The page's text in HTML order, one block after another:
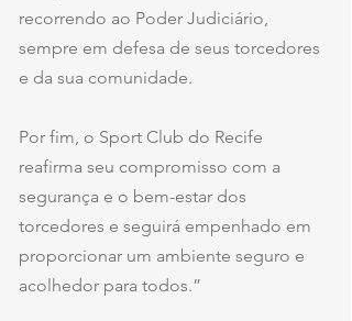
recorrendo ao Poder Judiciário,
sempre em defesa de seus torcedores
e da sua comunidade.
Por fim, o Sport Club do Recife
reafirma seu compromisso com a
segurança e o bem-estar dos
torcedores e seguirá empenhado em
proporcionar um ambiente seguro e
acolhedor para todos.”